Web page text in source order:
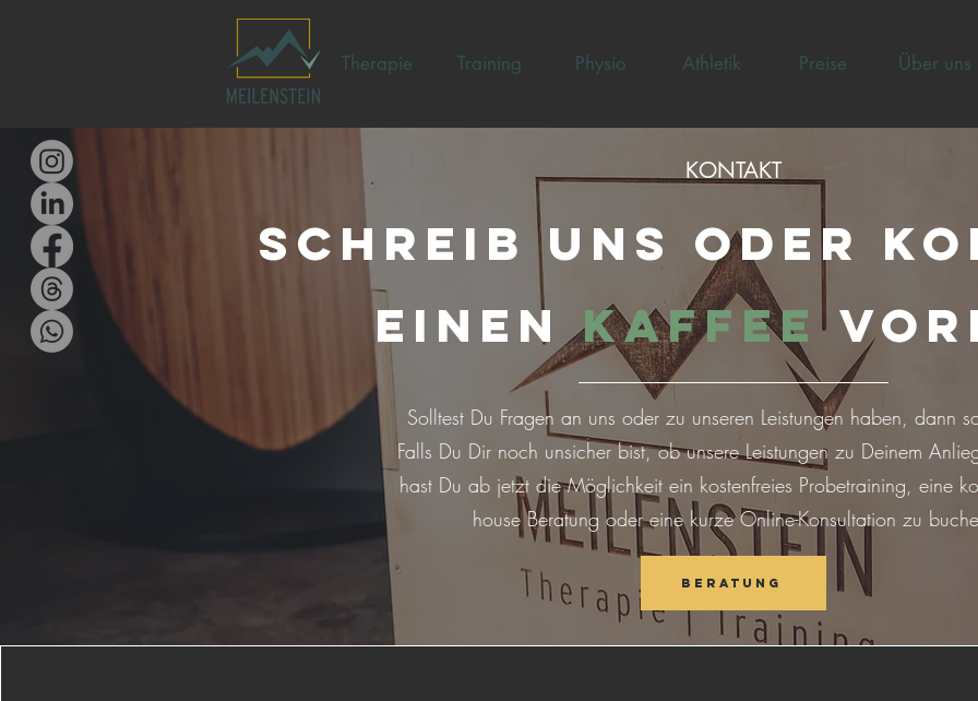
Therapie Training Physio Athletik Preise Über uns
KONTAKT
schreib uns oder
einenKaffee
Solltest Du Fragen an uns oder zu unseren Leistungen haben, dann
Falls Du Dir noch unsicher bist, ob unsere Leistungen zu Deinem
hast Du ab jetzt die Möglichkeit ein kostenfreies Probetraining, eine
house Beratung oder eine kurze Online-Konsultation zu
Beratung